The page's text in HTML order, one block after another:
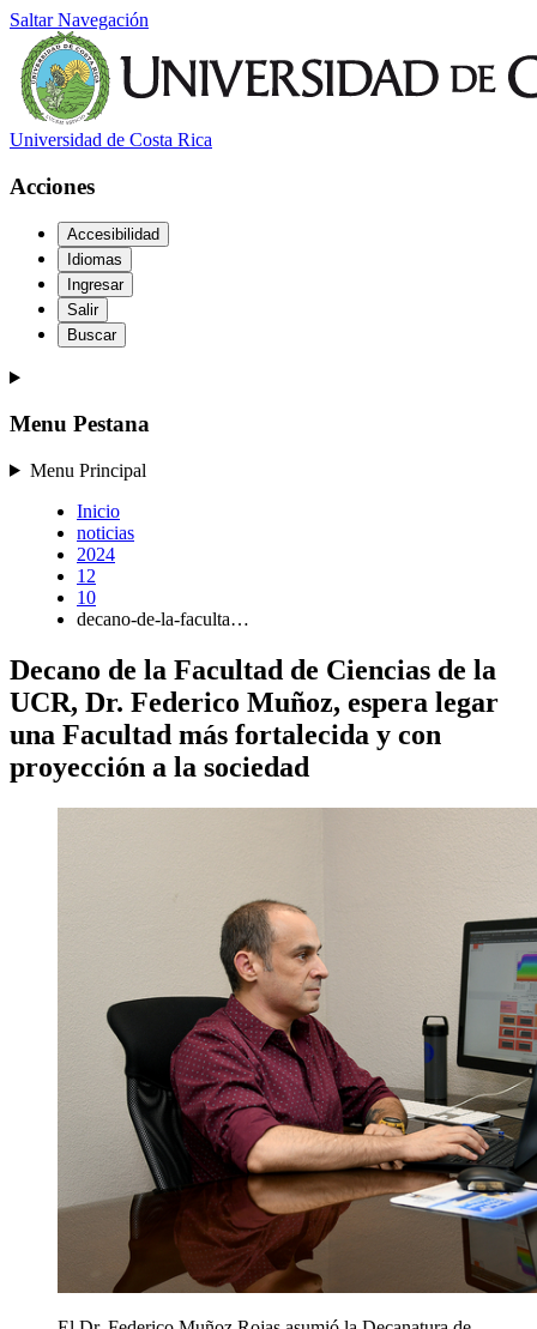
Saltar Navegación
Universidad de Costa Rica
Acciones
Accesibilidad
Idiomas
Ingresar
Salir
Buscar
Menu Pestana
Menu Principal
Inicio
noticias
2024
12
10
decano-de-la-faculta…
Decano de la Facultad de Ciencias de la
UCR, Dr. Federico Muñoz, espera legar
una Facultad más fortalecida y con
proyección a la sociedad